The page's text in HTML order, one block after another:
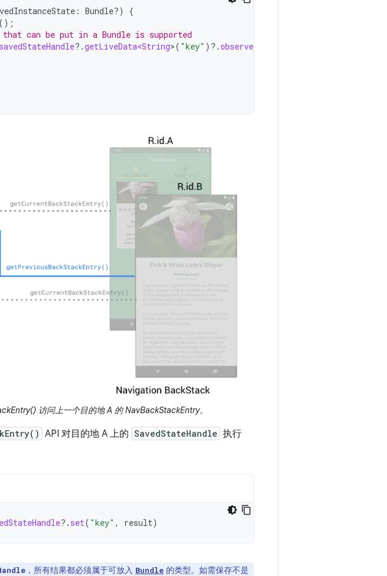
: Bundle?)
{
();
can be put in a Bundle is supported
savedStateHandle?.getLiveData<String>( "key" ) ?.observe
访问上一个目的地 A 的 NavBackStackEntry。
API 对目的地 A 上的 SavedStateHandle 执行
?. set( "key" , result)
，所有结果都必须属于可放入 Bundle 的类型。如需保存不是